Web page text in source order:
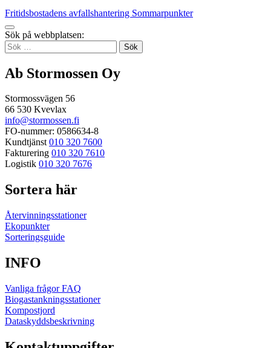
Fritidsbostadens avfallshantering Sommarpunkter
Tillbaka
up
Sök på webbplatsen:
Sök
efter:
Ab Stormossen Oy
Stormossvägen 56
66 530 Kvevlax
info@stormossen.fi
FO-nummer: 0586634-8
Kundtjänst010 320 7600
Fakturering 010 320 7610
Logistik 010 320 7676
Sortera här
Återvinningsstationer
Ekopunkter
Sorteringsguide
INFO
Vanliga frågor FAQ
Biogastankningsstationer
Kompostjord
Dataskyddsbeskrivning